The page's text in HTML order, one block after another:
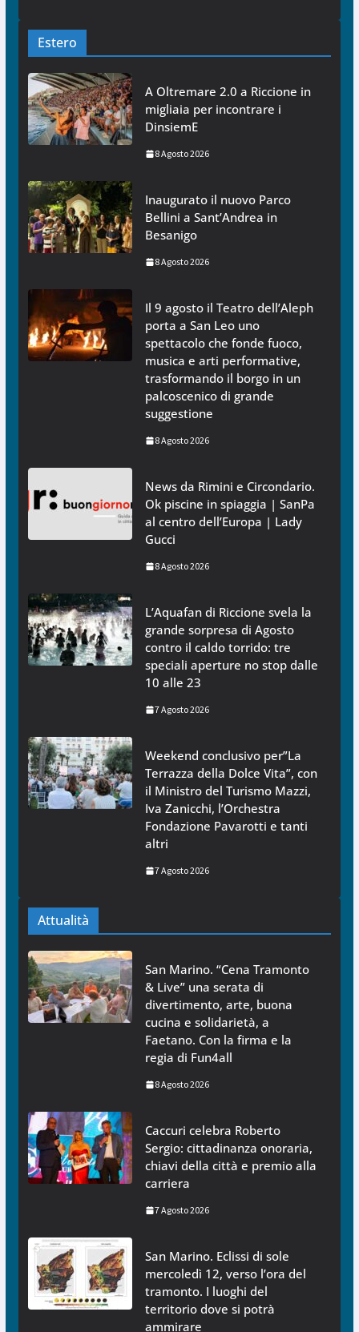
Estero
A Oltremare 2.0 a Riccione in
migliaia per incontrare i
DinsiemE
8 Agosto 2026
Inaugurato il nuovo Parco
Bellini a Sant’Andrea in
Besanigo
8 Agosto 2026
Il 9 agosto il Teatro dell’Aleph
porta a San Leo uno
spettacolo che fonde fuoco,
musica e arti performative,
trasformando il borgo in un
palcoscenico di grande
suggestione
8 Agosto 2026
News da Rimini e Circondario.
Ok piscine in spiaggia | SanPa
al centro dell’Europa | Lady
Gucci
8 Agosto 2026
L’Aquafan di Riccione svela la
grande sorpresa di Agosto
contro il caldo torrido: tre
speciali aperture no stop dalle
10 alle 23
7 Agosto 2026
Weekend conclusivo per”La
Terrazza della Dolce Vita”, con
il Ministro del Turismo Mazzi,
Iva Zanicchi, l’Orchestra
Fondazione Pavarotti e tanti
altri
7 Agosto 2026
Attualità
San Marino. “Cena Tramonto
& Live” una serata di
divertimento, arte, buona
cucina e solidarietà, a
Faetano. Con la firma e la
regia di Fun4all
8 Agosto 2026
Caccuri celebra Roberto
Sergio: cittadinanza onoraria,
chiavi della città e premio alla
carriera
7 Agosto 2026
San Marino. Eclissi di sole
mercoledì 12, verso l’ora del
tramonto. I luoghi del
territorio dove si potrà
ammirare